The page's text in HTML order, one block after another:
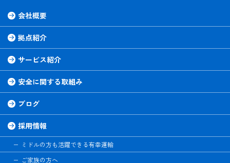
会社概要
拠点紹介
サービス紹介
安全に関する取組み
ブログ
採用情報
ミドルの方も活躍できる有幸運輸
ご家族の方へ